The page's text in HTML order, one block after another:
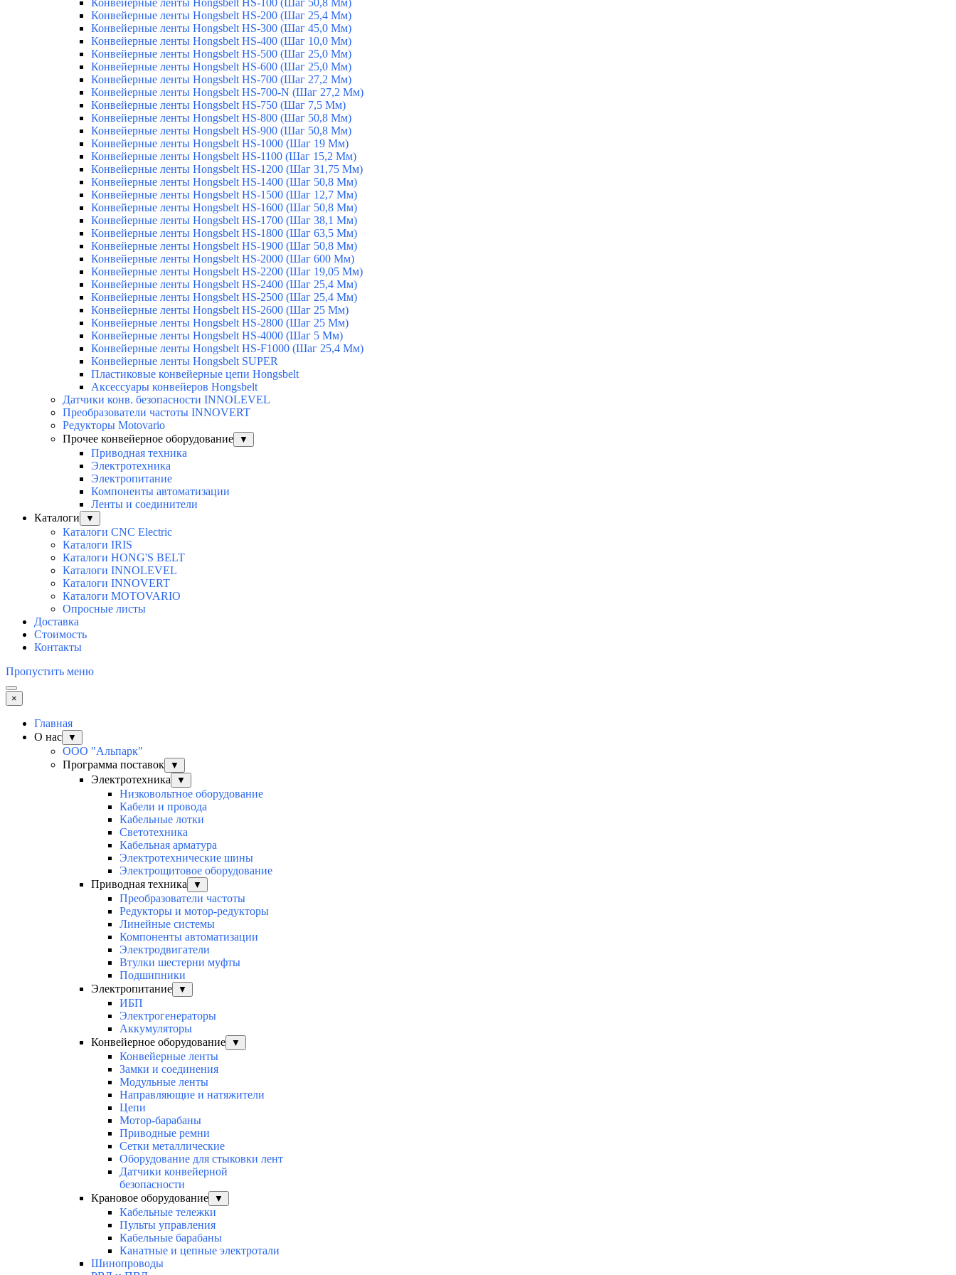
Конвейерные ленты Hongsbelt HS-100 (Шаг 50,8 Мм)
Конвейерные ленты Hongsbelt HS-200 (Шаг 25,4 Мм)
Конвейерные ленты Hongsbelt HS-300 (Шаг 45,0 Мм)
Конвейерные ленты Hongsbelt HS-400 (Шаг 10,0 Мм)
Конвейерные ленты Hongsbelt HS-500 (Шаг 25,0 Мм)
Конвейерные ленты Hongsbelt HS-600 (Шаг 25,0 Мм)
Конвейерные ленты Hongsbelt HS-700 (Шаг 27,2 Мм)
Конвейерные ленты Hongsbelt HS-700-N (Шаг 27,2 Мм)
Конвейерные ленты Hongsbelt HS-750 (Шаг 7,5 Мм)
Конвейерные ленты Hongsbelt HS-800 (Шаг 50,8 Мм)
Конвейерные ленты Hongsbelt HS-900 (Шаг 50,8 Мм)
Конвейерные ленты Hongsbelt HS-1000 (Шаг 19 Мм)
Конвейерные ленты Hongsbelt HS-1100 (Шаг 15,2 Мм)
Конвейерные ленты Hongsbelt HS-1200 (Шаг 31,75 Мм)
Конвейерные ленты Hongsbelt HS-1400 (Шаг 50,8 Мм)
Конвейерные ленты Hongsbelt HS-1500 (Шаг 12,7 Мм)
Конвейерные ленты Hongsbelt HS-1600 (Шаг 50,8 Мм)
Конвейерные ленты Hongsbelt HS-1700 (Шаг 38,1 Мм)
Конвейерные ленты Hongsbelt HS-1800 (Шаг 63,5 Мм)
Конвейерные ленты Hongsbelt HS-1900 (Шаг 50,8 Мм)
Конвейерные ленты Hongsbelt HS-2000 (Шаг 600 Мм)
Конвейерные ленты Hongsbelt HS-2200 (Шаг 19,05 Мм)
Конвейерные ленты Hongsbelt HS-2400 (Шаг 25,4 Мм)
Конвейерные ленты Hongsbelt HS-2500 (Шаг 25,4 Мм)
Конвейерные ленты Hongsbelt HS-2600 (Шаг 25 Мм)
Конвейерные ленты Hongsbelt HS-2800 (Шаг 25 Мм)
Конвейерные ленты Hongsbelt HS-4000 (Шаг 5 Мм)
Конвейерные ленты Hongsbelt HS-F1000 (Шаг 25,4 Мм)
Конвейерные ленты Hongsbelt SUPER
Пластиковые конвейерные цепи Hongsbelt
Аксессуары конвейеров Hongsbelt
Датчики конв. безопасности INNOLEVEL
Преобразователи частоты INNOVERT
Редукторы Motovario
Прочее конвейерное оборудование
▼
Приводная техника
Электротехника
Электропитание
Компоненты автоматизации
Ленты и соединители
Каталоги
▼
Каталоги CNC Electric
Каталоги IRIS
Каталоги HONG'S BELT
Каталоги INNOLEVEL
Каталоги INNOVERT
Каталоги MOTOVARIO
Опросные листы
Доставка
Стоимость
Контакты
Пропустить меню
×
Главная
О нас
▼
ООО "Альпарк"
Программа поставок
▼
Электротехника ▼
Низковольтное оборудование
Кабели и провода
Кабельные лотки
Светотехника
Кабельная арматура
Электротехнические шины
Электрощитовое оборудование
Приводная техника
▼
Преобразователи частоты
Редукторы и мотор-редукторы
Линейные системы
Компоненты автоматизации
Электродвигатели
Втулки шестерни муфты
Подшипники
Электропитание
▼
ИБП
Электрогенераторы
Аккумуляторы
Конвейерное оборудование
▼
Конвейерные ленты
Замки и соединения
Модульные ленты
Направляющие и натяжители
Цепи
Мотор-барабаны
Приводные ремни
Сетки металлические
Оборудование для стыковки лент
Датчики конвейерной
безопасности
Крановое оборудование
▼
Кабельные тележки
Пульты управления
Кабельные барабаны
Канатные и цепные электротали
Шинопроводы